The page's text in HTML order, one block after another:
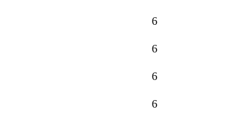
6
6
6
6